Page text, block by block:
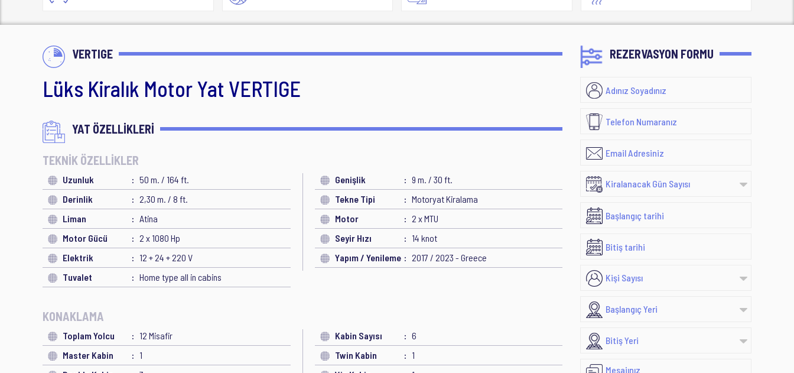
VERTIGE
Lüks Kiralık Motor Yat VERTIGE
YAT ÖZELLİKLERİ
TEKNİK ÖZELLİKLER
Uzunluk 50 m. / 164 ft. Genişlik
9 m. / 30 ft.
Derinlik
2,30 m. / 8 ft. Tekne Tipi
Motoryat Kiralama
Liman
Atina Motor
2 x MTU
Motor Gücü
2 x 1080 Hp Seyir Hızı
14 knot
Elektrik
12 + 24 + 220 V Yapım / Yenileme
2017 / 2023 - Greece
Tuvalet
Home type all in cabins
KONAKLAMA
Toplam Yolcu 12 Misafir Kabin Sayısı
6
Master Kabin
1 Twin Kabin
1
REZERVASYON FORMU